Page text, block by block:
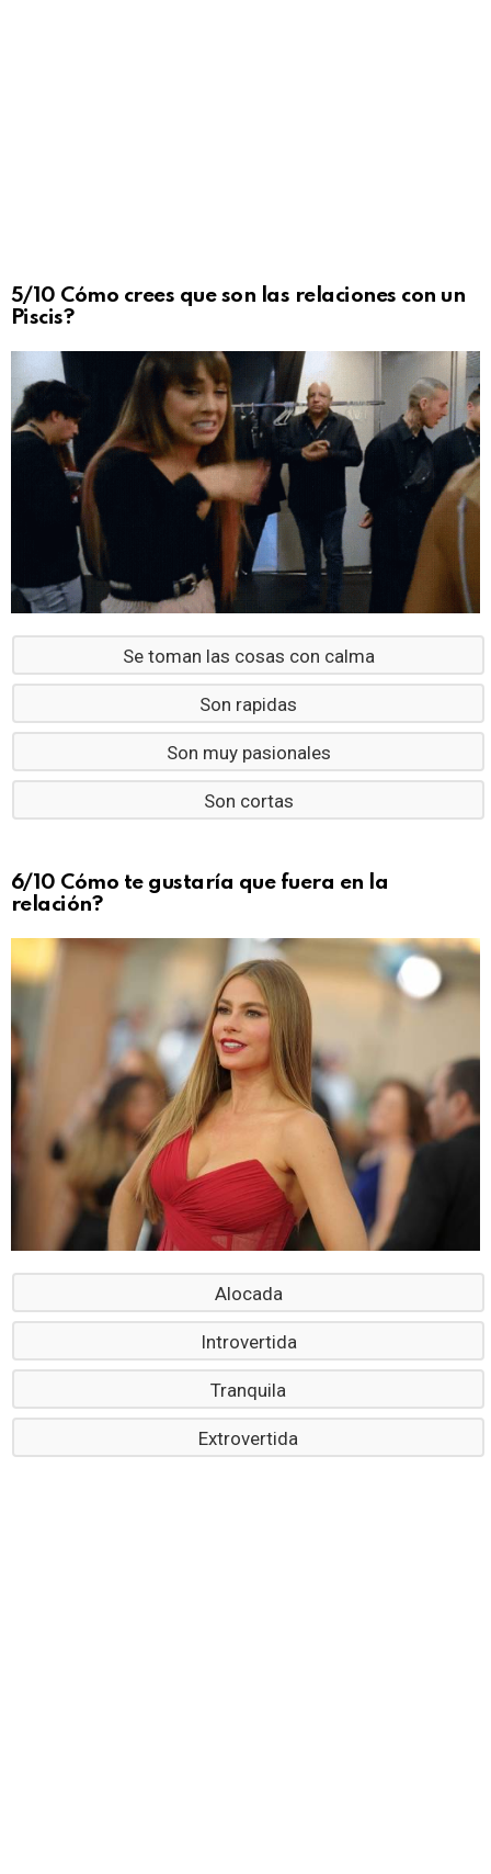
5/10 Cómo crees que son las relaciones con un
Piscis?
Se toman las cosas con calma
Son rapidas
Son muy pasionales
Son cortas
6/10 Cómo te gustaría que fuera en la
relación?
Alocada
Introvertida
Tranquila
Extrovertida